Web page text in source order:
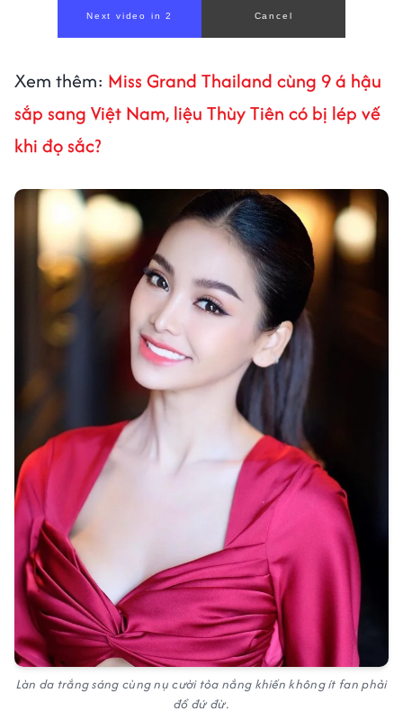
00:00/ 00:56
Xem thêm: Miss Grand Thailand cùng 9 á hậu
sắp sang Việt Nam, liệu Thùy Tiên có bị lép vế
khi đọ sắc?
Làn da trắng sáng cùng nụ cười tỏa nắng khiến không ít fan phải
đổ đứ đừ.